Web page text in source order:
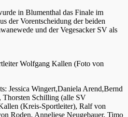
in Blumenthal das Finale im
der Vorentscheidung der beiden
und der Vegesacker SV als
Wolfgang Kallen (Foto von
Jessica Wingert,Daniela Arend,Bernd
Thorsten Schilling (alle SV
(Kreis-Sportleiter), Ralf von
Roden, Anneliese Neugebauer, Timo